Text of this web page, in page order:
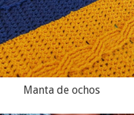
Manta de ochos